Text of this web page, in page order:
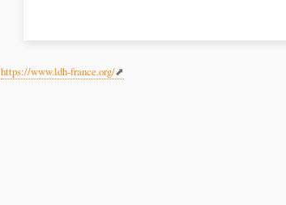
https://www.ldh-france.org/